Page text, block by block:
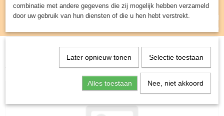
Inloggen Registreren
UW WINKELWAGEN
(0)
Ruilkaarten>Accessoires Deckboxen>
Squaroes Squaroe Batman: Gotham City - Nightwing
combinatie met andere gegevens die zij mogelijk hebben verzameld
door uw gebruik van hun diensten of die u hen hebt verstrekt.
Later opnieuw tonen Selectie toestaan
Alles toestaan Nee, niet akkoord